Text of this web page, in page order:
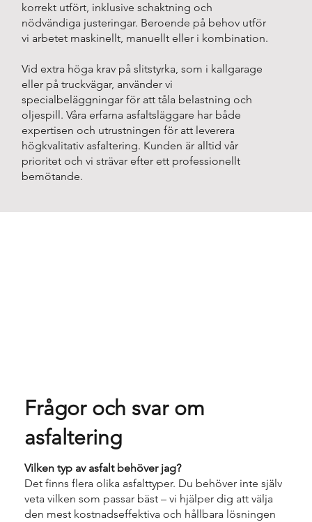
Frågor och svar om
asfaltering
Vilken typ av asfalt behöver jag?
Det finns flera olika asfalttyper. Du behöver inte själv
veta vilken som passar bäst – vi hjälper dig att välja
den mest kostnadseffektiva och hållbara lösningen
korrekt utfört, inklusive schaktning och
nödvändiga justeringar. Beroende på behov utför
vi arbetet maskinellt, manuellt eller i kombination.
Vid extra höga krav på slitstyrka, som i kallgarage
eller på truckvägar, använder vi
specialbeläggningar för att tåla belastning och
oljespill. Våra erfarna asfaltsläggare har både
expertisen och utrustningen för att leverera
högkvalitativ asfaltering. Kunden är alltid vår
prioritet och vi strävar efter ett professionellt
bemötande.